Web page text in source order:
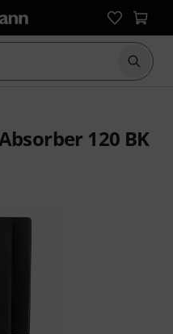
Suche
120 BK
aus 42 Kundenbewertungen